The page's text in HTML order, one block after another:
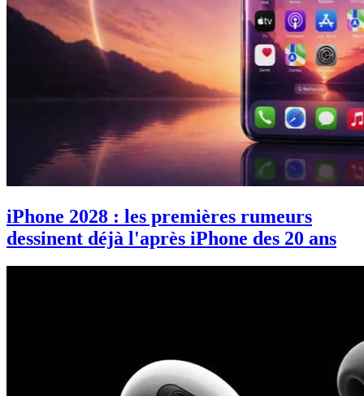
iPhone 2028 : les premières rumeurs
dessinent déjà l'après iPhone des 20 ans